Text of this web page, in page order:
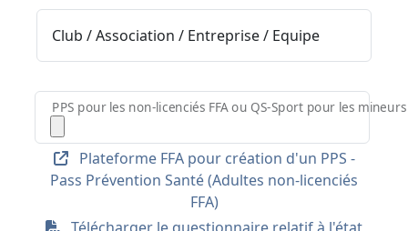
Club / Association / Entreprise / Equipe
PPS pour les non-licenciés FFA ou QS-Sport pour les
Plateforme FFA pour création d'un PPS -
Pass Prévention Santé (Adultes non-licenciés
FFA)